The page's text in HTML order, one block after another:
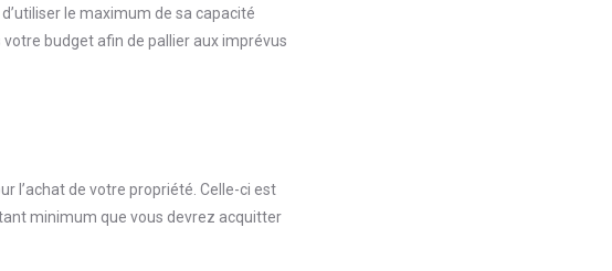
le maximum de sa capacité
budget afin de pallier aux imprévus
l’achat de votre propriété. Celle-ci est
minimum que vous devrez acquitter